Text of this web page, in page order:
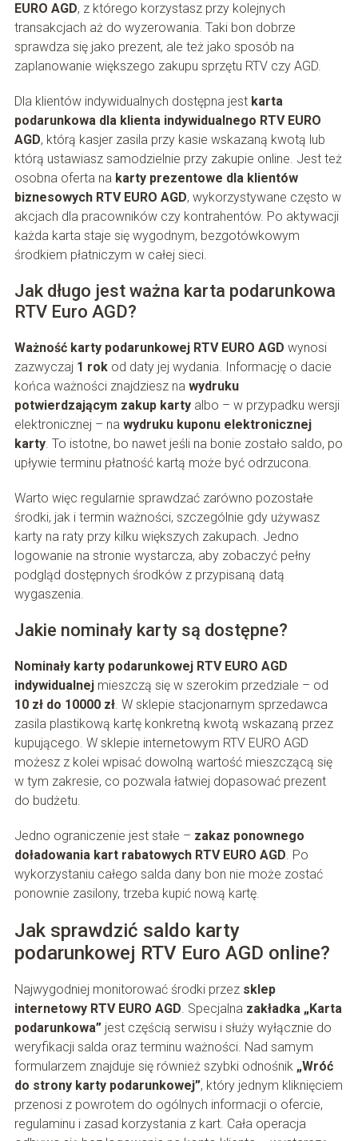
EURO AGD, z którego korzystasz przy kolejnych
transakcjach aż do wyzerowania. Taki bon dobrze
sprawdza się jako prezent, ale też jako sposób na
zaplanowanie większego zakupu sprzętu RTV czy AGD.
Dla klientów indywidualnych dostępna jest karta
podarunkowa dla klienta indywidualnego RTV EURO
AGD, którą kasjer zasila przy kasie wskazaną kwotą lub
którą ustawiasz samodzielnie przy zakupie online. Jest też
osobna oferta na karty prezentowe dla klientów
biznesowych RTV EURO AGD, wykorzystywane często w
akcjach dla pracowników czy kontrahentów. Po aktywacji
każda karta staje się wygodnym, bezgotówkowym
środkiem płatniczym w całej sieci.
Jak długo jest ważna karta podarunkowa
RTV Euro AGD?
Ważność karty podarunkowej RTV EURO AGD wynosi
zazwyczaj 1 rokod daty jej wydania. Informację o dacie
końca ważności znajdziesz na wydruku
potwierdzającym zakup kartyalbo – w przypadku wersji
elektronicznej – na wydruku kuponu elektronicznej
karty. To istotne, bo nawet jeśli na bonie zostało saldo, po
upływie terminu płatność kartą może być odrzucona.
Warto więc regularnie sprawdzać zarówno pozostałe
środki, jak i termin ważności, szczególnie gdy używasz
karty na raty przy kilku większych zakupach. Jedno
logowanie na stronie wystarcza, aby zobaczyć pełny
podgląd dostępnych środków z przypisaną datą
wygaszenia.
Jakie nominały karty są dostępne?
Nominały karty podarunkowej RTV EURO AGD
indywidualnejmieszczą się w szerokim przedziale – od
10 zł do 10000 zł. W sklepie stacjonarnym sprzedawca
zasila plastikową kartę konkretną kwotą wskazaną przez
kupującego. W sklepie internetowym RTV EURO AGD
możesz z kolei wpisać dowolną wartość mieszczącą się
w tym zakresie, co pozwala łatwiej dopasować prezent
do budżetu.
Jedno ograniczenie jest stałe – zakaz ponownego
doładowania kart rabatowych RTV EURO AGD. Po
wykorzystaniu całego salda dany bon nie może zostać
ponownie zasilony, trzeba kupić nową kartę.
Jak sprawdzić saldo karty
podarunkowej RTV Euro AGD online?
Najwygodniej monitorować środki przez sklep
internetowy RTV EURO AGD. Specjalna zakładka „Karta
podarunkowa”jest częścią serwisu i służy wyłącznie do
weryfikacji salda oraz terminu ważności. Nad samym
formularzem znajduje się również szybki odnośnik „Wróć
do strony karty podarunkowej”, który jednym kliknięciem
przenosi z powrotem do ogólnych informacji o ofercie,
regulaminu i zasad korzystania z kart. Cała operacja